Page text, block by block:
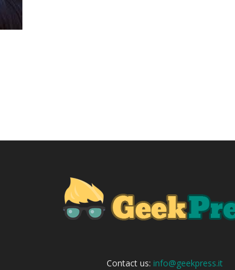
Contact us: info@geekpress.it